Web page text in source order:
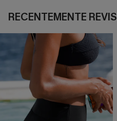
RECENTEMENTE